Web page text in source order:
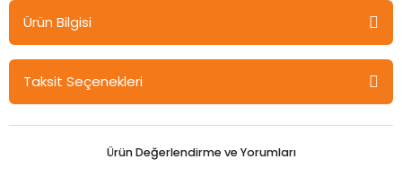
Ürün Bilgisi
Gazi Kitabevi Küreselleşen Sivilleşen Türkiye - Yücel Karadiş
Gazi Kitabevi
alanından yapmış olduğum yüksek lisans tezimin
Taksit Seçenekleri
Ürün Değerlendirme ve Yorumları